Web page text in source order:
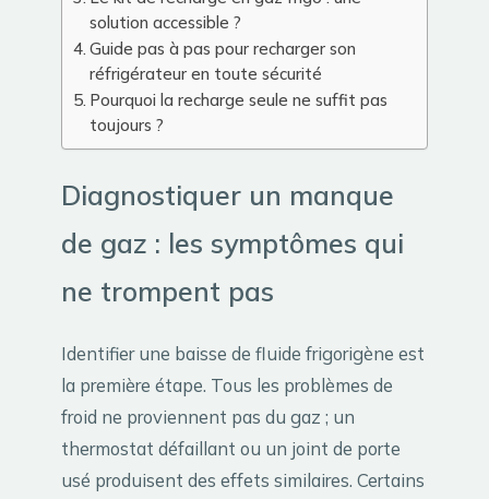
solution accessible ?
Guide pas à pas pour recharger son
réfrigérateur en toute sécurité
Pourquoi la recharge seule ne suffit pas
toujours ?
Diagnostiquer un manque
de gaz : les symptômes qui
ne trompent pas
Identifier une baisse de fluide frigorigène est
la première étape. Tous les problèmes de
froid ne proviennent pas du gaz ; un
thermostat défaillant ou un joint de porte
usé produisent des effets similaires. Certains